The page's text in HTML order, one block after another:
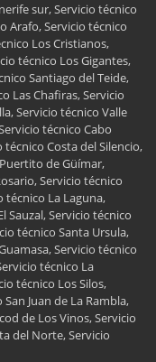
sur, Servicio técnico
Arafo, Servicio técnico
Los Cristianos,
técnico Los Gigantes,
Santiago del Teide,
Las Chafiras, Servicio
Servicio técnico Valle
técnico Cabo
técnico Costa del Silencio,
de Güímar,
Servicio técnico
técnico La Laguna,
Sauzal, Servicio técnico
técnico Santa Ursula,
Servicio técnico
técnico La
técnico Los Silos,
Juan de La Rambla,
de Los Vinos, Servicio
del Norte, Servicio